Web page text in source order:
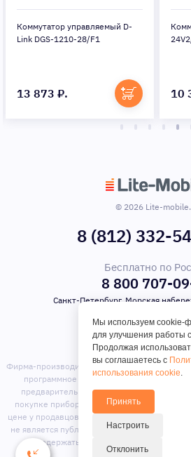
Коммутатор управляемый D-
Link DGS-1210-28/F1
13 873 ₽. 10
© 2026 Lite-
8 (812) 332-
Бесплатно по
8 800 707-
Санкт-Петербург, Морская
Фирма-производитель оставляет за собой
программное обеспечение, дизайн и
предварительного уведомления. Во
покупке приборов уточняйте информацию
цене у продавцов. Вся информация на сайте
не является публичной офертой. Сайт
содержать предложения сторонних
отсутствующие на складе
Мы используем cookie-
для улучшения работы
Продолжая
вы соглашаетесь с
использования cookie.
Принять
Настроить
Отклонить